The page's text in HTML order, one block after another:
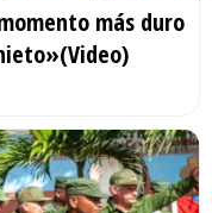
más duro